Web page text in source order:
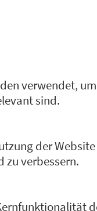
interaktiver
Schulen –
und
von
als
ein
und war
als